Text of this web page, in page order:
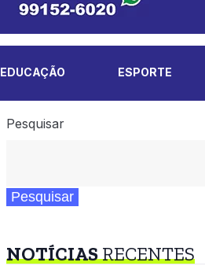
EDUCAÇÃO ESPORTE
Pesquisar
Pesquisar
NOTÍCIASRECENTES